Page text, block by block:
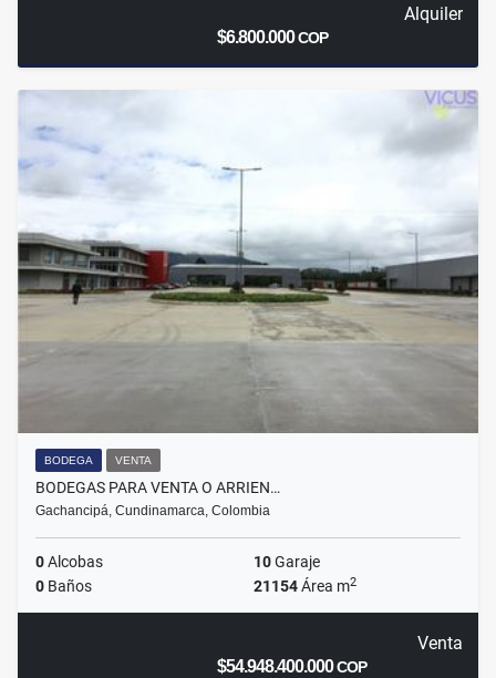
Alquiler
$6.800.000COP
BODEGA VENTA
BODEGAS PARA VENTA O ARRIEN…
Gachancipá, Cundinamarca, Colombia
0Alcobas 10Garaje
0 Baños 21154Área m2
Venta
$54.948.400.000COP